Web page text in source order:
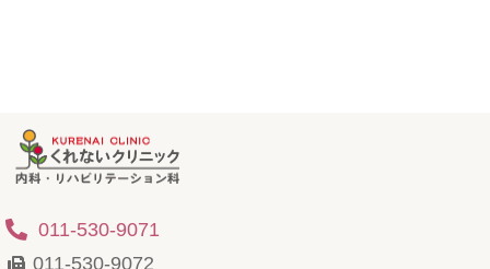
011-530-9071
011-530-9072